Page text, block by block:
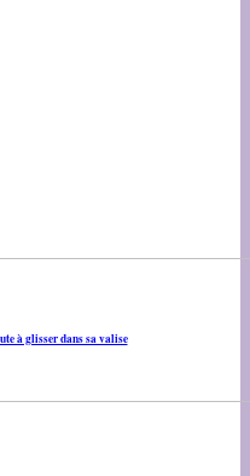
à glisser dans sa valise